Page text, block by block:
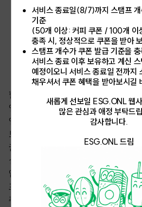
Human Rights Impact Assessment (HRIA)
한국은 국가인권위원회가 2022년 인권
인권영향평가(인권실사) 실시, 부정적
인권경영 정보공시, 인권교육 등의 내용
보고 및 평가 지침'을 마련해 공공기관과
권고했으며, 현재 많은 기관이 해당 지침
실시하고 결과를 공개하고 있다. HRIA
임직원과 노동자뿐만 아니라 지역사회
포함하며, 특히 장애인과 비정규직 고용
취약계층의 권리를 우선적으로 점검한
서비스 종료일(8/7)까지 스탬프
기준
(50개 이상: 커피 쿠폰 / 100개 이
충족 시, 정상적으로 쿠폰을 받아
스탬프 개수가 쿠폰 발급 기준을
서비스 종료 이후 보유하고 계신
예정이오니 서비스 종료일 전까지
채우셔서 쿠폰 혜택을 받아보시길
새롭게 선보일 ESG.ONL 웹
많은 관심과 애정 부탁드
감사합니다.
ESG.ONL 드림